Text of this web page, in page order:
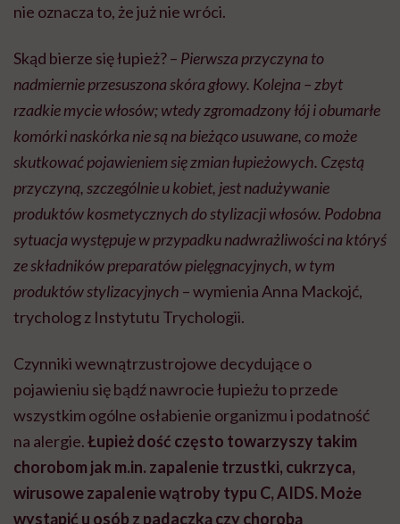
nie oznacza to, że już nie wróci.
Skąd bierze się łupież? – Pierwsza przyczyna to
nadmiernie przesuszona skóra głowy. Kolejna – zbyt
rzadkie mycie włosów; wtedy zgromadzony łój i obumarłe
komórki naskórka nie są na bieżąco usuwane, co może
skutkować pojawieniem się zmian łupieżowych. Częstą
przyczyną, szczególnie u kobiet, jest nadużywanie
produktów kosmetycznych do stylizacji włosów. Podobna
sytuacja występuje w przypadku nadwrażliwości na któryś
ze składników preparatów pielęgnacyjnych, w tym
produktów stylizacyjnych – wymienia Anna Mackojć,
trycholog z Instytutu Trychologii.
Czynniki wewnątrzustrojowe decydujące o
pojawieniu się bądź nawrocie łupieżu to przede
wszystkim ogólne osłabienie organizmu i podatność
na alergie.Łupież dość często towarzyszy takim
chorobom jak m.in. zapalenie trzustki, cukrzyca,
wirusowe zapalenie wątroby typu C, AIDS. Może
wystąpić u osób z padaczką czy chorobą